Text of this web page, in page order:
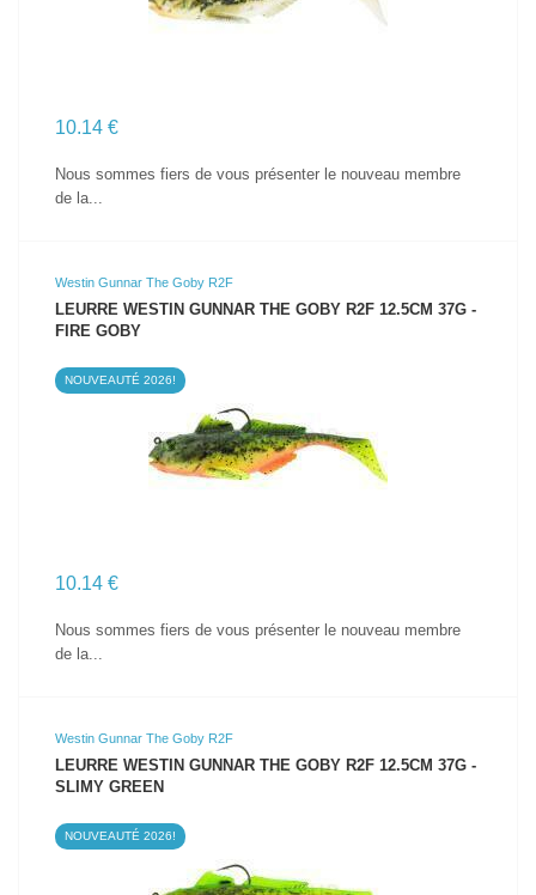
10.14 €
Nous sommes fiers de vous présenter le nouveau membre
de la...
Westin Gunnar The Goby R2F
LEURRE WESTIN GUNNAR THE GOBY R2F 12.5CM 37G -
FIRE GOBY
VOIR LE PRODUIT
NOUVEAUTÉ 2026!
10.14 €
Nous sommes fiers de vous présenter le nouveau membre
de la...
Westin Gunnar The Goby R2F
LEURRE WESTIN GUNNAR THE GOBY R2F 12.5CM 37G -
SLIMY GREEN
VOIR LE PRODUIT
NOUVEAUTÉ 2026!